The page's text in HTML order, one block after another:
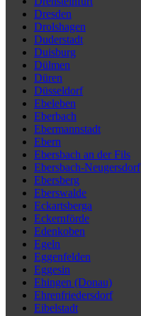
Dresden
Drolshagen
Duderstadt
Duisburg
Dülmen
Düren
Düsseldorf
Ebeleben
Eberbach
Ebermannstadt
Ebern
Ebersbach an der Fils
Ebersbach-Neugersdorf
Ebersberg
Eberswalde
Eckartsberga
Eckernförde
Edenkoben
Egeln
Eggenfelden
Eggesin
Ehingen (Donau)
Ehrenfriedersdorf
Eibelstadt